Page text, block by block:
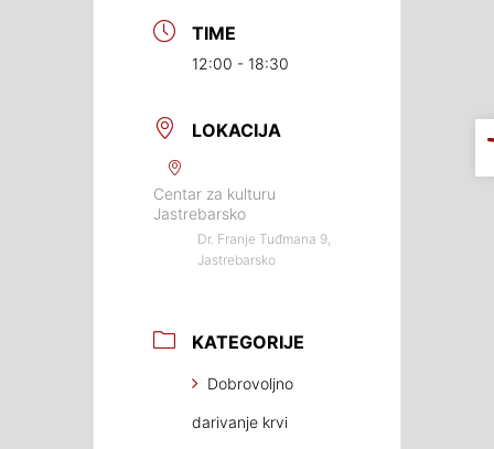
TIME
12:00 - 18:30
LOKACIJA
Centar za kulturu
Jastrebarsko
Dr. Franje Tuđmana 9,
Jastrebarsko
KATEGORIJE
Dobrovoljno
darivanje krvi